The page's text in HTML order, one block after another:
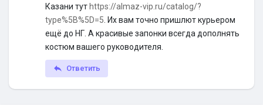
Казани тут https://almaz-vip.ru/catalog/?
type%5B%5D=5 . Их вам точно пришлют курьером
ещё до НГ. А красивые запонки всегда дополнять
костюм вашего руководителя.
Ответить